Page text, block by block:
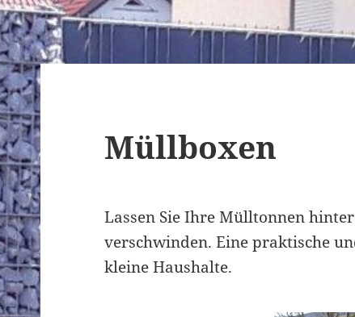
Müllboxen
Lassen Sie Ihre Mülltonnen
verschwinden. Eine praktische
kleine Haushalte.